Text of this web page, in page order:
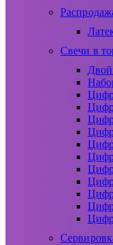
Свечи в